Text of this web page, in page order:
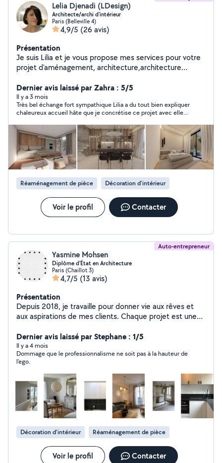
Lelia Djenadi (LDesign)
Architecte/archi d'intérieur
Paris (Belleville 4)
4,9/5 (26 avis)
Présentation
Je suis Lilia et je vous propose mes services pour votre
projet d'aménagement, architecture,architecture
optimiser vos espaces ou améliorer vos intérieurs. J'ai
beaucoup d'années d'expérience en agence et il y'a
quelque temps, j'ai lancé mon entreprise LDesign. Je
vous propose un travail de qualité qui répondra à vos
besoins, s'adaptera à vos envies tout en respectant
votre budget. Si vous souhaitez avoir plus d'informations
ou voulez discuter de votre projet,n'hésitez pas à me
solliciter.
Dernier avis laissé par Zahra : 5/5
Il y a 3 mois
Très bel échange fort sympathique Lilia a du tout bien expliquer
chaleureux accueil hâte que je concrétise ce projet avec elle
Réaménagement de pièce Décoration d'intérieur
Voir le profil Contacter
Auto-entrepreneur
Yasmine Mohsen
Diplôme d'État en Architecture
Paris (Chaillot 3)
4,7/5 (13 avis)
Présentation
Depuis 2018, je travaille pour donner vie aux rêves et
aux aspirations de mes clients. Chaque projet est une
créer des environnements qui inspirent et enrichissent
la vie. Passionné par l'art de transformer les espaces en
reflets personnalisés de l'esthétique et du style de vie
de mes clients. Mon approche repose sur une écoute
attentive, une compréhension profonde des
préférences individuelles et une expertise technique en
design d'intérieur. Je crois que chaque espace a le
potentiel de devenir un lieu de confort, de beauté et
d'harmonie, et je m'efforce de créer des intérieurs qui
améliorent la qualité de vie. Du choix des couleurs et
des textures à l'agencement des meubles et à
l'éclairage, chaque détail est soigneusement considéré
pour créer des espace qui inspirent.
Dernier avis laissé par Stephane : 1/5
Il y a 4 mois
Dommage que le professionnalisme ne soit pas à la hauteur de
l'ego.
Décoration d'intérieur Réaménagement de pièce
Voir le profil Contacter